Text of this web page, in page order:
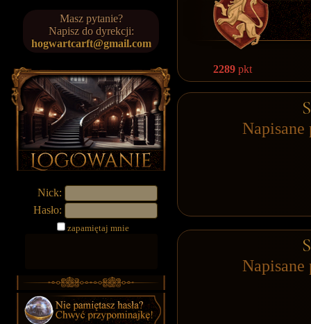
Masz pytanie?
Napisz do dyrekcji:
hogwartcarft@gmail.com
Nick:
Hasło:
zapamiętaj mnie
2289pkt
Napisane
Napisane